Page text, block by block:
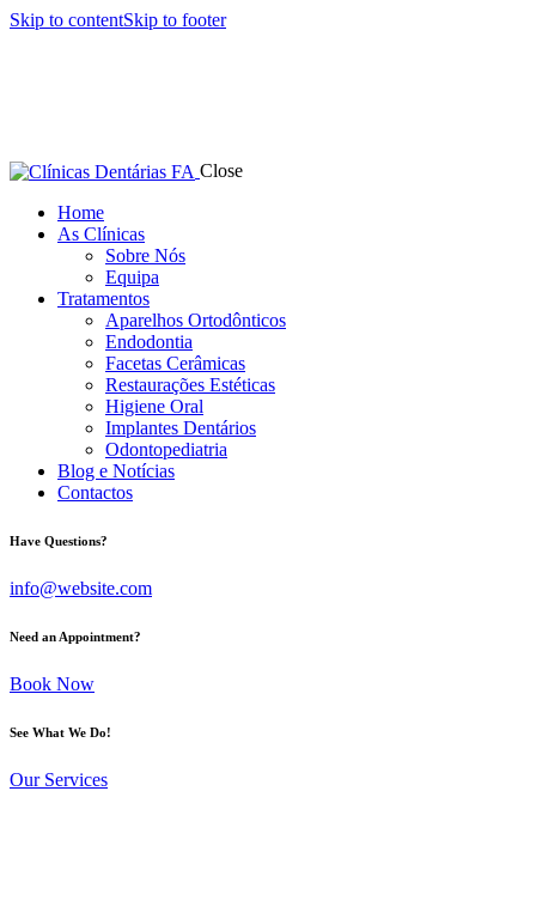
Skip to contentSkip to footer
Close
Home
As Clínicas
Sobre Nós
Equipa
Tratamentos
Aparelhos Ortodônticos
Endodontia
Facetas Cerâmicas
Restaurações Estéticas
Higiene Oral
Implantes Dentários
Odontopediatria
Blog e Notícias
Contactos
Have Questions?
info@website.com
Need an Appointment?
Book Now
See What We Do!
Our Services